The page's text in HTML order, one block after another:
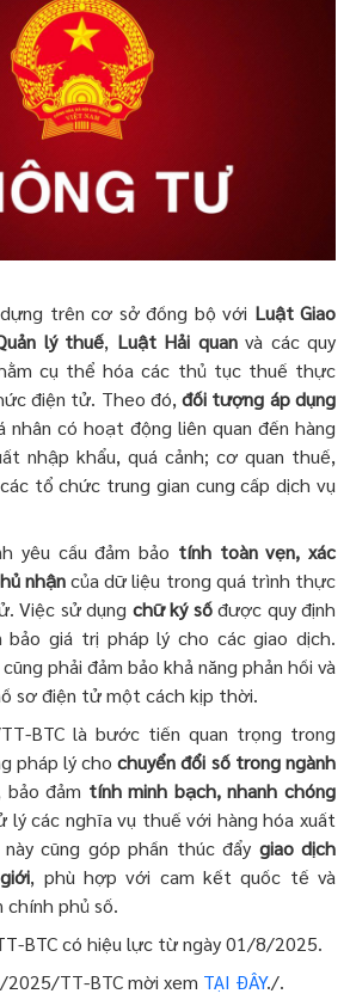
trên cơ sở đồng bộ với Luật Giao
lý thuế, Luật Hải quanvà các quy
cụ thể hóa các thủ tục thuế thực
điện tử. Theo đó,đối tượng áp dụng
có hoạt động liên quan đến hàng
nhập khẩu, quá cảnh; cơ quan thuế,
tổ chức trung gian cung cấp dịch vụ
yêu cầu đảm bảo tính toàn vẹn, xác
nhậncủa dữ liệu trong quá trình thực
Việc sử dụng chữ ký sốđược quy định
giá trị pháp lý cho các giao dịch.
phải đảm bảo khả năng phản hồi và
sơ điện tử một cách kịp thời.
BTC là bước tiến quan trọng trong
pháp lý chochuyển đổi số trong ngành
bảo đảm tính minh bạch, nhanh chóng
lý các nghĩa vụ thuế với hàng hóa xuất
cũng góp phần thúc đẩy giao dịch
, phù hợp với cam kết quốc tế và
phủ số.
BTC có hiệu lực từ ngày 01/8/2025.
TT-BTC mời xem TẠI ĐÂY./.